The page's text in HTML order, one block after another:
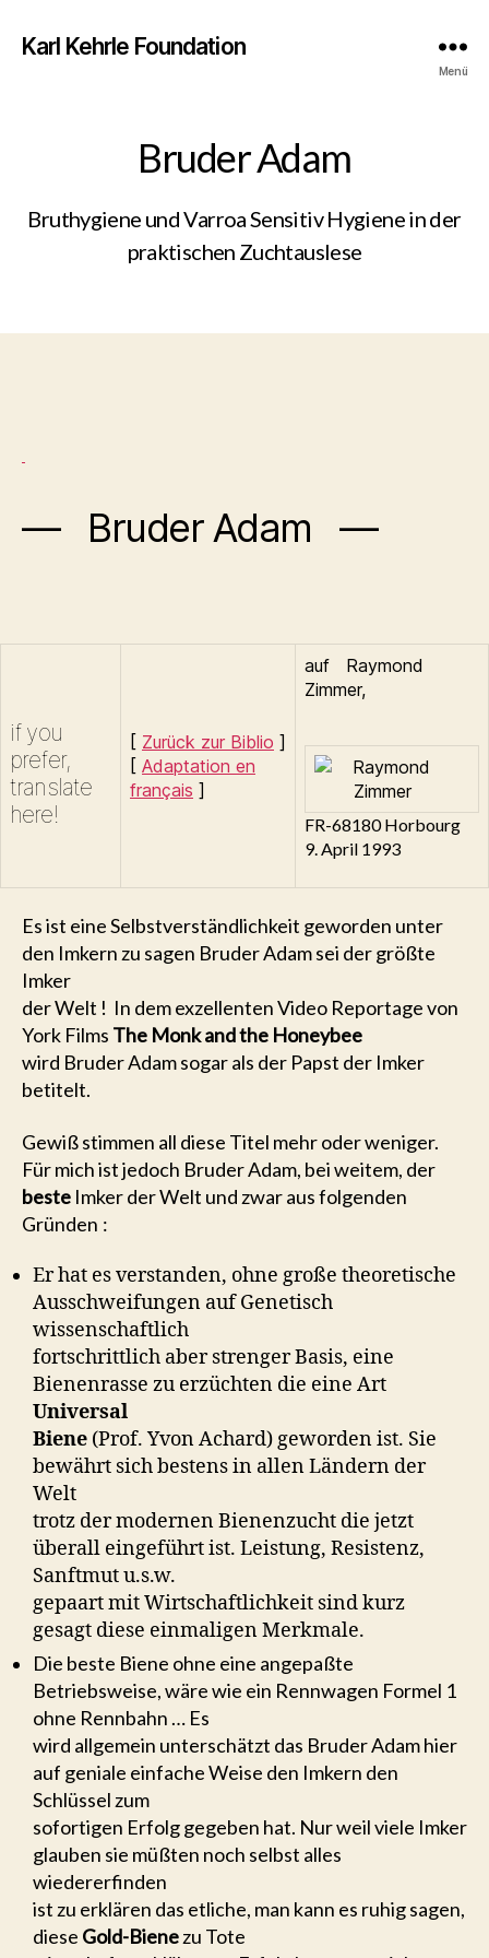
Karl Kehrle Foundation
Menü
Bruder Adam
Bruthygiene und Varroa Sensitiv Hygiene in der
praktischen Zuchtauslese
— Bruder Adam —
if you
prefer,
translate
here!
[ Zurück zur Biblio ]
[ Adaptation en
français ]
auf Raymond
Zimmer,
FR-68180 Horbourg
9. April 1993
Es ist eine Selbstverständlichkeit geworden unter
den Imkern zu sagen Bruder Adam sei der größte
Imker
der Welt ! In dem exzellenten Video Reportage von
York Films The Monk and the Honeybee
wird Bruder Adam sogar als der Papst der Imker
betitelt.
Gewiß stimmen all diese Titel mehr oder weniger.
Für mich ist jedoch Bruder Adam, bei weitem, der
beste Imker der Welt und zwar aus folgenden
Gründen :
Er hat es verstanden, ohne große theoretische
Ausschweifungen auf Genetisch
wissenschaftlich
fortschrittlich aber strenger Basis, eine
Bienenrasse zu erzüchten die eine Art
Universal
Biene (Prof. Yvon Achard) geworden ist. Sie
bewährt sich bestens in allen Ländern der
Welt
trotz der modernen Bienenzucht die jetzt
überall eingeführt ist. Leistung, Resistenz,
Sanftmut u.s.w.
gepaart mit Wirtschaftlichkeit sind kurz
gesagt diese einmaligen Merkmale.
Die beste Biene ohne eine angepaßte
Betriebsweise, wäre wie ein Rennwagen Formel 1
ohne Rennbahn … Es
wird allgemein unterschätzt das Bruder Adam hier
auf geniale einfache Weise den Imkern den
Schlüssel zum
sofortigen Erfolg gegeben hat. Nur weil viele Imker
glauben sie müßten noch selbst alles
wiedererfinden
ist zu erklären das etliche, man kann es ruhig sagen,
diese Gold-Bienezu Tote